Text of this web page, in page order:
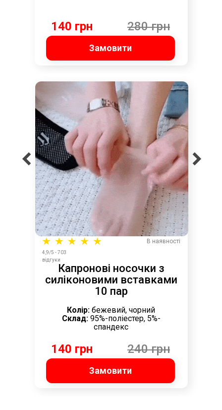
280 грн
140 грн
Замовити
240 грн
140 грн
Капронові носочки з
силіконовими вставками
10 пар
Колір: бежевий, чорний
Склад:95%-поліестер, 5%-
спандекс
Замовити
В наявності
4,9/5 - 703
відгуки